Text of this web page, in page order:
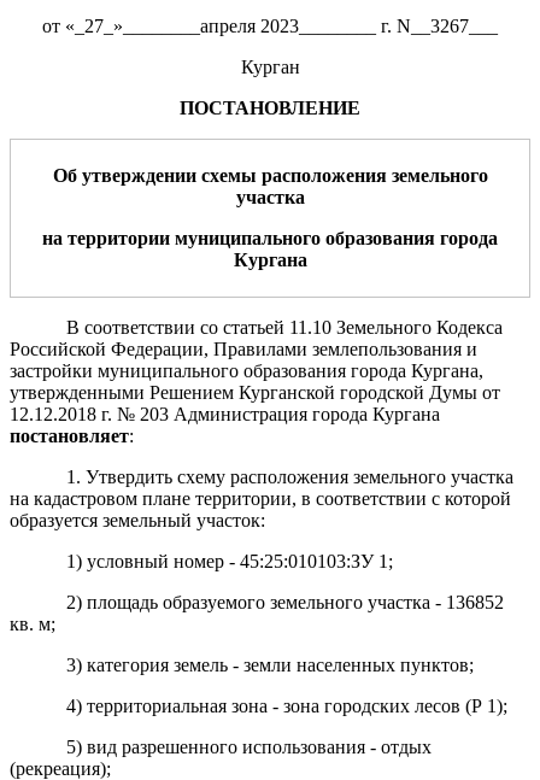
от «_27_»________апреля 2023________ г. N__3267___
Курган
ПОСТАНОВЛЕНИЕ
Об утверждении схемы расположения земельного
участка
на территории муниципального образования города
Кургана
В соответствии со статьей 11.10 Земельного Кодекса
Российской Федерации, Правилами землепользования и
застройки муниципального образования города Кургана,
утвержденными Решением Курганской городской Думы от
12.12.2018 г. № 203 Администрация города Кургана
постановляет:
1. Утвердить схему расположения земельного участка
на кадастровом плане территории, в соответствии с которой
образуется земельный участок:
1) условный номер - 45:25:010103:ЗУ 1;
2) площадь образуемого земельного участка - 136852
кв. м;
3) категория земель - земли населенных пунктов;
4) территориальная зона - зона городских лесов (Р 1);
5) вид разрешенного использования - отдых
(рекреация);